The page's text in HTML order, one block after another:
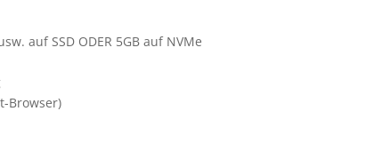
auf SSD ODER 5GB auf NVMe
Browser)